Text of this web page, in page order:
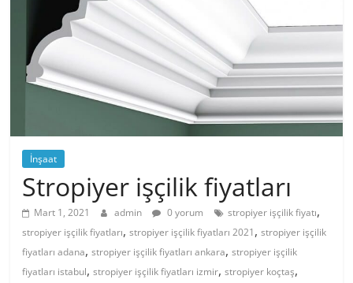
İnşaat
Stropiyer işçilik fiyatları
Mart 1, 2021 admin 0 yorum stropiyer işçilik fiyatı,
stropiyer işçilik fiyatları,stropiyer işçilik fiyatları 2021,stropiyer işçilik
fiyatları adana,stropiyer işçilik fiyatları ankara,stropiyer işçilik
fiyatları istabul,stropiyer işçilik fiyatları izmir,stropiyer koçtaş,